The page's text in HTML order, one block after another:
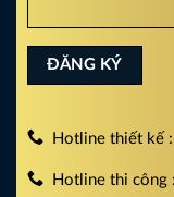
Hotline thiết kế
Hotline thi